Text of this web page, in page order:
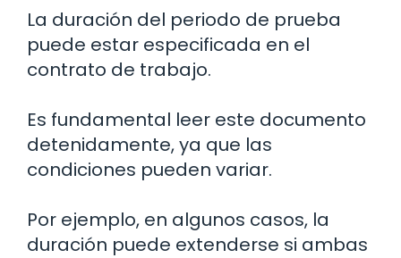
La duración del periodo de prueba
puede estar especificada en el
contrato de trabajo.
Es fundamental leer este documento
detenidamente, ya que las
condiciones pueden variar.
Por ejemplo, en algunos casos, la
duración puede extenderse si ambas